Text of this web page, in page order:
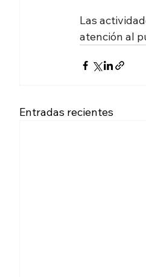
Las
atención al
Entradas recientes